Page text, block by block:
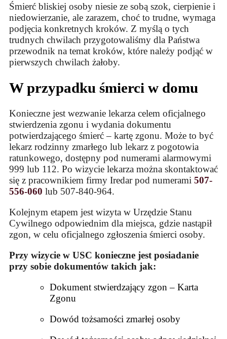
Śmierć bliskiej osoby niesie ze sobą szok, cierpienie i
niedowierzanie, ale zarazem, choć to trudne, wymaga
podjęcia konkretnych kroków. Z myślą o tych
trudnych chwilach przygotowaliśmy dla Państwa
przewodnik na temat kroków, które należy podjąć w
pierwszych chwilach żałoby.
W przypadku śmierci w domu
Konieczne jest wezwanie lekarza celem oficjalnego
stwierdzenia zgonu i wydania dokumentu
potwierdzającego śmierć – kartę zgonu. Może to być
lekarz rodzinny zmarłego lub lekarz z pogotowia
ratunkowego, dostępny pod numerami alarmowymi
999 lub 112. Po wizycie lekarza można skontaktować
się z pracownikiem firmy Iredar pod numerami 507-
556-060 lub 507-840-964.
Kolejnym etapem jest wizyta w Urzędzie Stanu
Cywilnego odpowiednim dla miejsca, gdzie nastąpił
zgon, w celu oficjalnego zgłoszenia śmierci osoby.
Przy wizycie w USC konieczne jest posiadanie
przy sobie dokumentów takich jak:
Dokument stwierdzający zgon – Karta
Zgonu
Dowód tożsamości zmarłej osoby